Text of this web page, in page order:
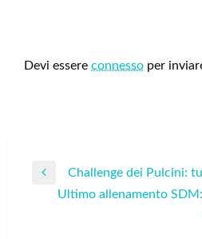
Devi essere connesso per
Navigazione
articoli
Previous
Challenge dei Pulcini:
Ultimo allenamento